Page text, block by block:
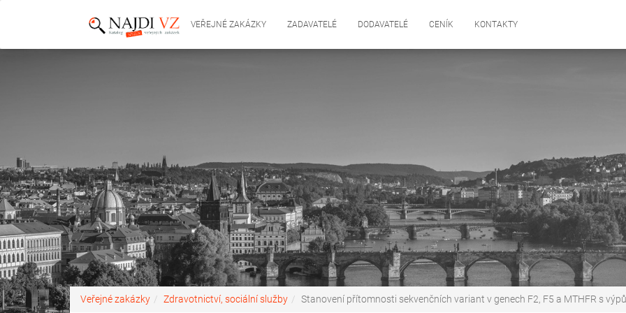
VEŘEJNÉ ZAKÁZKY ZADAVATELÉ DODAVATELÉ CENÍK KONTAKTY
Veřejné zakázky Zdravotnictví, sociální služby Stanovení přítomnosti sekvenčních variant v genech F2, F5 a MTHFR s